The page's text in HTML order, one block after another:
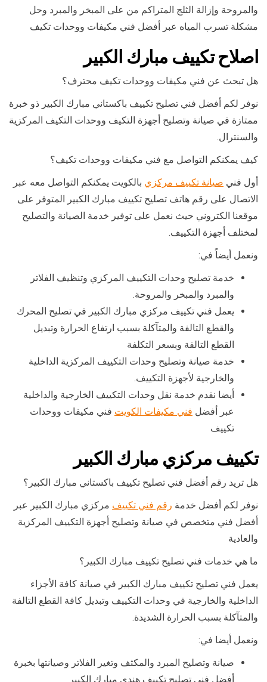
والمروحة وإزالة الثلج المتراكم من على المبخر والمبرد وحل
مشكلة تسرب المياه عبر أفضل فني مكيفات ووحدات تكيف
اصلاح تكييف مبارك الكبير
هل تبحث عن فني مكيفات ووحدات تكيف محترف؟
نوفر لكم أفضل فني تصليح تكييف باكستاني مبارك الكبير ذو خبرة
ممتازة في صيانة وتصليح أجهزة التكيف ووحدات التكيف المركزية
والسنترال.
كيف يمكنكم التواصل مع فني مكيفات ووحدات تكيف؟
أول فني صيانة تكييف مركزي بالكويت يمكنكم التواصل معه عبر
الاتصال على رقم هاتف تصليح تكييف مبارك الكبير المتوفر على
موقعنا الكتروني حيث نعمل على توفير خدمة الصيانة والتصليح
لمختلف أجهزة التكييف.
ونعمل أيضاً في:
خدمة تصليح وحدات التكييف المركزي وتنظيف الفلاتر
والمبرد والمبخر والمروحة.
يعمل فني تكييف مركزي مبارك الكبير في تصليح المحرك
والقطع التالفة والمتآكلة بسبب ارتفاع الحرارة وتبديل
القطع التالفة وبسعر التكلفة
خدمة صيانة وتصليح وحدات التكييف المركزية الداخلية
والخارجية لأجهزة التكييف.
أيضا نقدم خدمة نقل وحدات التكييف الخارجية والداخلية
عبر أفضل فني مكيفات الكويت فني مكيفات ووحدات
تكييف
تكييف مركزي مبارك الكبير
هل تريد رقم أفضل فني تصليح تكييف باكستاني مبارك الكبير؟
نوفر لكم أفضل خدمة رقم فني تكييف مركزي مبارك الكبير عبر
أفضل فني متخصص في صيانة وتصليح أجهزة التكييف المركزية
والعادية
ما هي خدمات فني تصليح تكييف مبارك الكبير؟
يعمل فني تصليح تكييف مبارك الكبير في صيانة كافة الأجزاء
الداخلية والخارجية في وحدات التكييف وتبديل كافة القطع التالفة
والمتآكلة بسبب الحرارة الشديدة.
ونعمل أيضا في:
صيانة وتصليح المبرد والمكثف وتغير الفلاتر وصيانتها بخبرة
أفضل فني تصليح تكييف هندي مبارك الكبير